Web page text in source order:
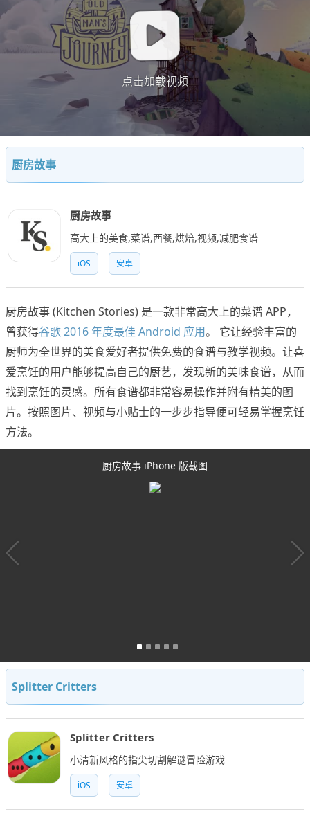
点击加载视频
厨房故事
厨房故事
高大上的美食,菜谱,西餐,烘焙,视频,减肥食谱
iOS 安卓
厨房故事 (Kitchen Stories) 是一款非常高大上的菜谱 APP，
曾获得谷歌 2016 年度最佳 Android 应用。 它让经验丰富的
厨师为全世界的美食爱好者提供免费的食谱与教学视频。让喜
爱烹饪的用户能够提高自己的厨艺，发现新的美味食谱，从而
找到烹饪的灵感。所有食谱都非常容易操作并附有精美的图
片。按照图片、视频与小贴士的一步步指导便可轻易掌握烹饪
方法。
厨房故事 iPhone 版截图
Splitter Critters
Splitter Critters
小清新风格的指尖切割解谜冒险游戏
iOS 安卓